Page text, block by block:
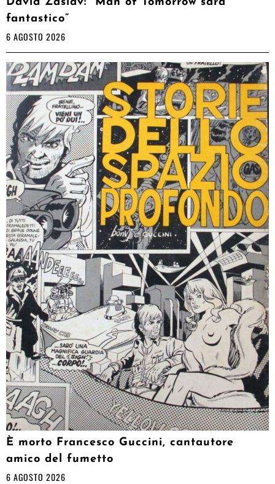
fantastico”
6 AGOSTO 2026
È morto Francesco Guccini, cantautore
amico del fumetto
6 AGOSTO 2026